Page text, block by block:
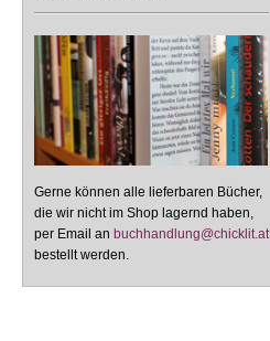
Gerne können alle lieferbaren Bücher,
die wir nicht im Shop lagernd haben,
per Email an buchhandlung@chicklit.at
bestellt werden.